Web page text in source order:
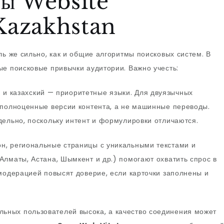
же сильно, как и общие алгоритмы поисковых систем. В
поисковые привычки аудитории. Важно учесть:
казахский — приоритетные языки. Для двуязычных
версии контента, а не машинные переводы.
поскольку интент и формулировки отличаются.
региональные страницы с уникальными текстами и
Астана, Шымкент и др.) помогают охватить спрос в
повысят доверие, если карточки заполнены и
пользователей высока, а качество соединения может